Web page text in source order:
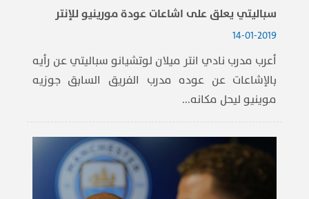
سباليتي يعلق على اشاعات عودة مورينيو للإنتر
14-01-2019
أعرب مدرب نادي انتر ميلان لوتشيانو سباليتي عن رأيه
بالإشاعات عن عوده مدرب الفريق السابق جوزيه
موينيو ليحل مكانه...